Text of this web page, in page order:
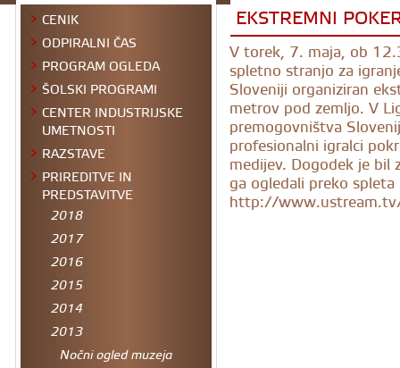
CENIK
ODPIRALNI ČAS
PROGRAM OGLEDA
ŠOLSKI PROGRAMI
CENTER INDUSTRIJSKE
UMETNOSTI
RAZSTAVE
PRIREDITVE IN
PREDSTAVITVE
2018
2017
2016
2015
2014
2013
Nočni ogled muzeja
EKSTREMNI
V torek, 7. maja, ob
spletno stranjo za
Sloveniji organiziran
metrov pod zemljo. V
premogovništva
profesionalni igralci
medijev. Dogodek je
ga ogledali preko
http://